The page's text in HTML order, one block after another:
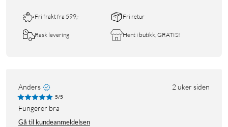
Fri frakt fra 599,- Fri retur
Rask levering Hent i butikk, GRATIS!
Anders 2 uker siden
5/5
Fungerer bra
Gå til kundeanmeldelsen